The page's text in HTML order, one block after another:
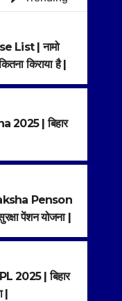
पेंशन योजना |
List | नामो
किराया है |
| बिहार
Penson
पेंशन योजना |
2025 | बिहार
|